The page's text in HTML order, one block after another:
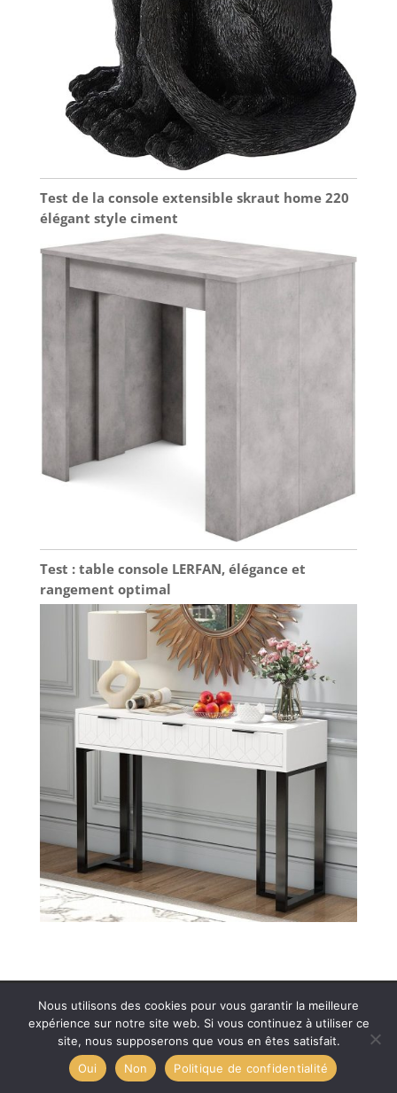
Test de la console extensible skraut home 220
élégant style ciment
Test : table console LERFAN, élégance et
rangement optimal
Plan de site
Contact
Politique de confidentialité
Mentions légales
Tous droits réservés Actua design 2025
Nous utilisons des cookies pour vous garantir la meilleure
expérience sur notre site web. Si vous continuez à utiliser ce
site, nous supposerons que vous en êtes satisfait.
Oui
Non Politique de confidentialité